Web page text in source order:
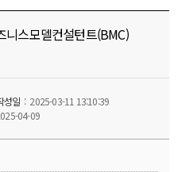
니스모델컨설턴트(BMC)
성일
2025-03-11 13:10:39
04-09